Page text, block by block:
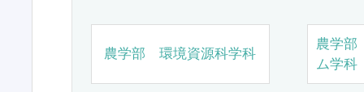
農学部 環境資源科学科
農学
ム学科